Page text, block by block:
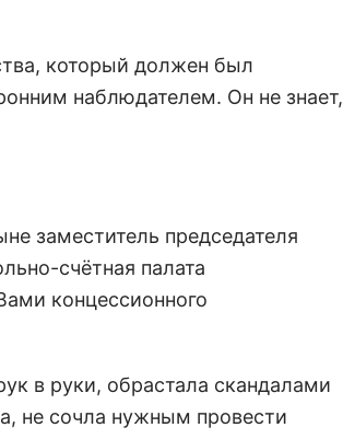
который должен был
наблюдателем. Он не знает,
заместитель председателя
счётная палата
концессионного
в руки, обрастала скандалами
не сочла нужным провести